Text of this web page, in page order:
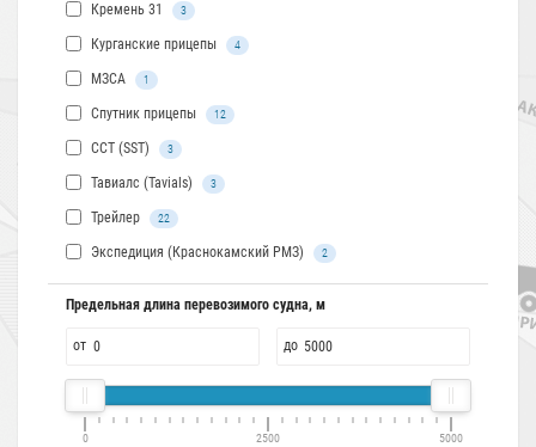
Кремень 31 3
Курганские прицепы 4
МЗСА 1
Спутник прицепы 12
ССТ (SST) 3
Тавиалс (Tavials) 3
Трейлер 22
Экспедиция (Краснокамский РМЗ) 2
Предельная длина перевозимого судна, м
от до
0 2500 5000